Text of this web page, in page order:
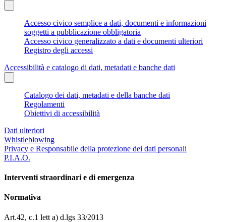
Accesso civico semplice a dati, documenti e informazioni
soggetti a pubblicazione obbligatoria
Accesso civico generalizzato a dati e documenti ulteriori
Registro degli accessi
Accessibilità e catalogo di dati, metadati e banche dati
Catalogo dei dati, metadati e della banche dati
Regolamenti
Obiettivi di accessibilità
Dati ulteriori
Whistleblowing
Privacy e Responsabile della protezione dei dati personali
P.I.A.O.
Interventi straordinari e di emergenza
Normativa
Art.42, c.1 lett a) d.lgs 33/2013